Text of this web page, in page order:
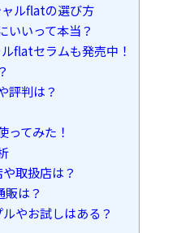
ルflatの選び方
いいって本当？
flatセラムも発売中！
評判は？
てみた！
取扱店は？
は？
やお試しはある？